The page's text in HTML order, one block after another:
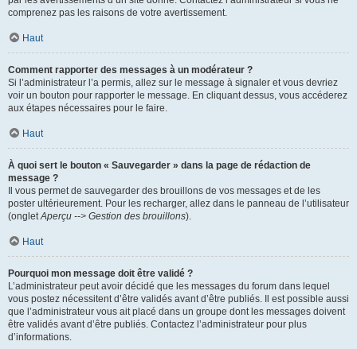
comprenez pas les raisons de votre avertissement.
Haut
Comment rapporter des messages à un modérateur ?
Si l’administrateur l’a permis, allez sur le message à signaler et vous devriez
voir un bouton pour rapporter le message. En cliquant dessus, vous accéderez
aux étapes nécessaires pour le faire.
Haut
À quoi sert le bouton « Sauvegarder » dans la page de rédaction de
message ?
Il vous permet de sauvegarder des brouillons de vos messages et de les
poster ultérieurement. Pour les recharger, allez dans le panneau de l’utilisateur
(ongletAperçu --> Gestion des brouillons).
Haut
Pourquoi mon message doit être validé ?
L’administrateur peut avoir décidé que les messages du forum dans lequel
vous postez nécessitent d’être validés avant d’être publiés. Il est possible aussi
que l’administrateur vous ait placé dans un groupe dont les messages doivent
être validés avant d’être publiés. Contactez l’administrateur pour plus
d’informations.